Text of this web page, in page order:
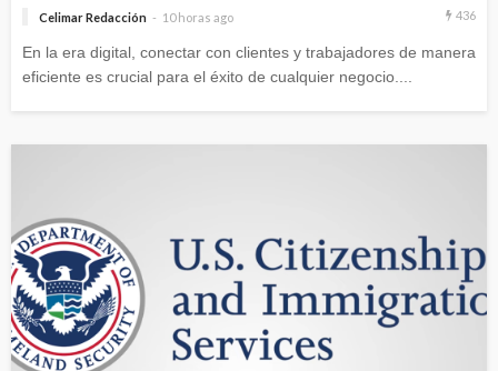
Celimar Redacción 10 horas ago 436
En la era digital, conectar con clientes y trabajadores de manera
eficiente es crucial para el éxito de cualquier negocio....